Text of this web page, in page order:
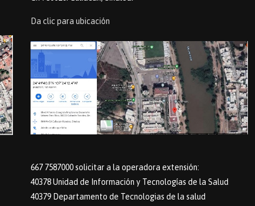
Da clic para ubicación
667 7587000 solicitar a la operadora extensión:
40378 Unidad de Información y Tecnologías de la Salud
40379 Departamento de Tecnologias de la salud